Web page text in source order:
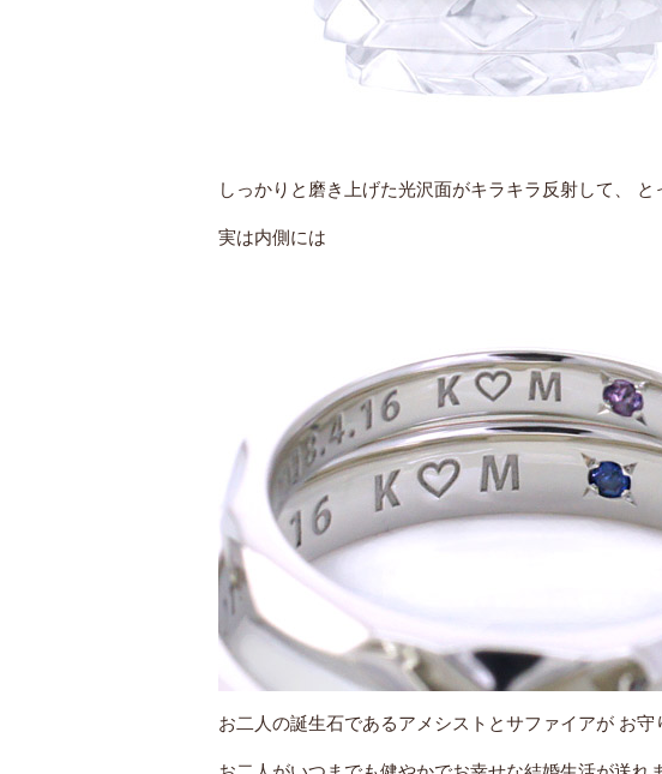
しっかりと磨き上げた光沢面がキラキラ反射して、 と
実は内側には
お二人の誕生石であるアメシストとサファイアが お守